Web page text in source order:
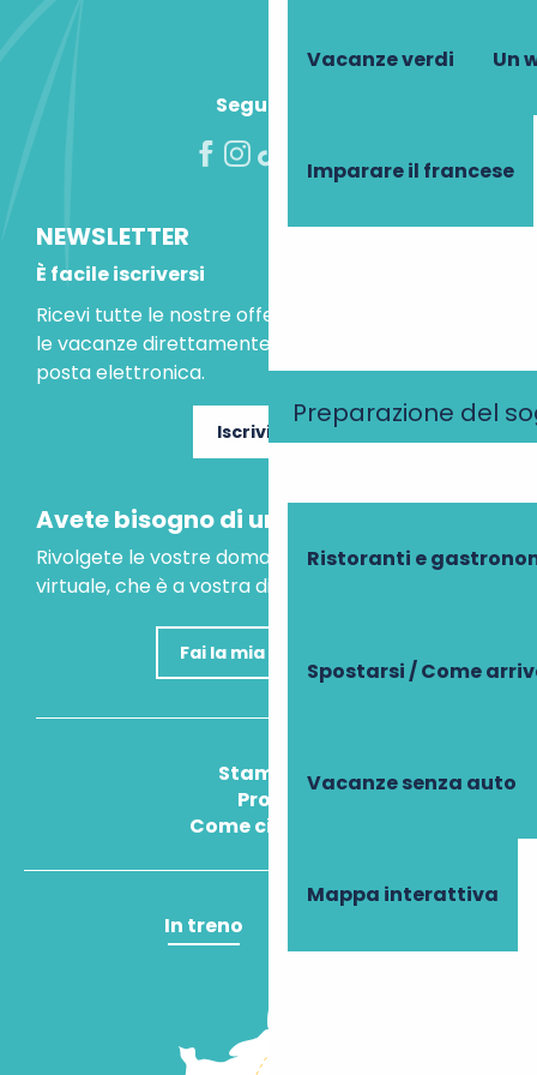
Vacanze verdi Un
Imparare il francese
Preparazione del
Ristoranti e
Spostarsi / Come
Vacanze senza auto
Mappa interattiva
Seguiteci!
NEWSLETTER
È facile iscriversi
Ricevi tutte le nostre offerte speciali e le idee per
le vacanze direttamente nella tua casella di
posta elettronica.
Iscriviti ora
Avete bisogno di un consiglio?
Rivolgete le vostre domande al nostro assistente
virtuale, che è a vostra disposizione per aiutarvi.
Fai la mia domanda
Stampa
Pros
Come ci arrivo?
In treno